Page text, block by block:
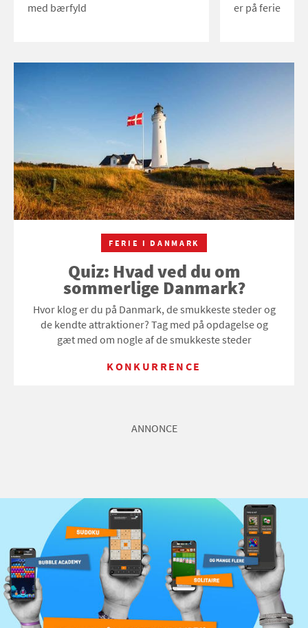
med bærfyld
er på ferie
FERIE I DANMARK
Quiz: Hvad ved du om
sommerlige Danmark?
Hvor klog er du på Danmark, de smukkeste steder og
de kendte attraktioner? Tag med på opdagelse og
gæt med om nogle af de smukkeste steder
KONKURRENCE
ANNONCE